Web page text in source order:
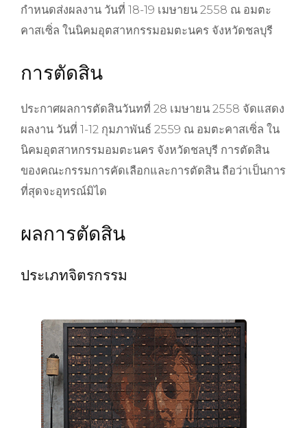
กำหนดส่งผลงาน วันที่ 18-19 เมษายน 2558 ณ อมตะ
คาสเซิ่ล ในนิคมอุตสาหกรรมอมตะนคร จังหวัดชลบุรี
การตัดสิน
ประกาศผลการตัดสินวันทที่ 28 เมษายน 2558 จัดแสดง
ผลงาน วันที่ 1-12 กุมภาพันธ์ 2559 ณ อมตะคาสเซิ่ล ใน
นิคมอุตสาหกรรมอมตะนคร จังหวัดชลบุรี การตัดสิน
ของคณะกรรมการคัดเลือกและการตัดสิน ถือว่าเป็นการ
ที่สุดจะอุทรณ์มิได
ผลการตัดสิน
ประเภทจิตรกรรม